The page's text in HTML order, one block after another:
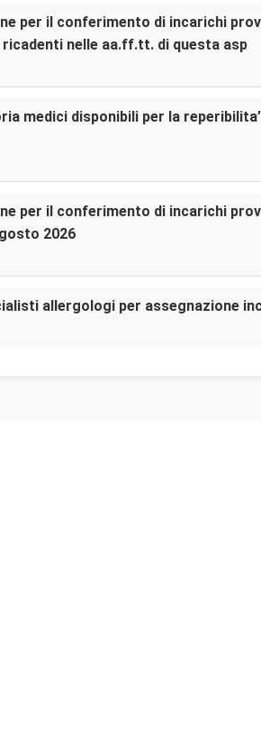
per il conferimento di incarichi
nelle aa.ff.tt. di questa asp
medici disponibili per la
per il conferimento di incarichi
2026
allergologi per assegnazione